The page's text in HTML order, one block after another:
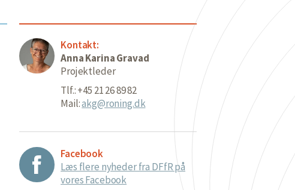
Kontakt:
Anna Karina Gravad
Projektleder
Tlf.: +45 21 26 89 82
Mail:akg@roning.dk
Facebook
Læs flere nyheder fra DFfR på
vores Facebook